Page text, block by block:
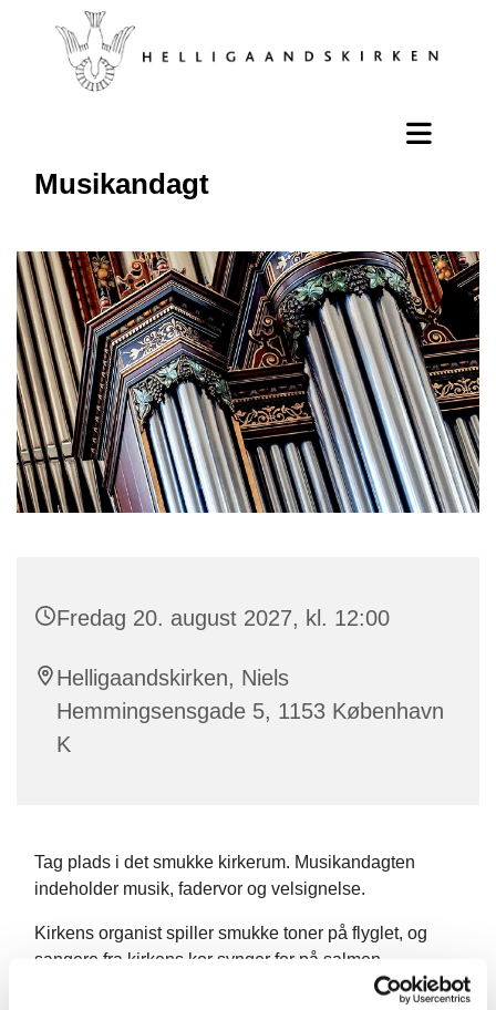
Musikandagt
Fredag 20. august 2027, kl. 12:00
Helligaandskirken, Niels
Hemmingsensgade 5, 1153 København
K
Tag plads i det smukke kirkerum. Musikandagten
indeholder musik, fadervor og velsignelse.
Kirkens organist spiller smukke toner på flyglet, og
sangere fra kirkens kor synger for på salmen.